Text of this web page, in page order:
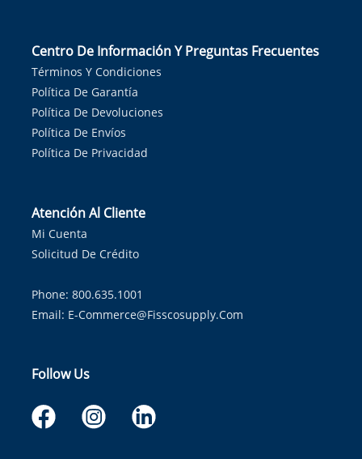
Centro De Información Y Preguntas Frecuentes
Términos Y Condiciones
Política De Garantía
Política De Devoluciones
Política De Envíos
Política De Privacidad
Atención Al Cliente
Mi Cuenta
Solicitud De Crédito
Phone: 800.635.1001
Email: E-Commerce@fisscosupply.com
Follow Us